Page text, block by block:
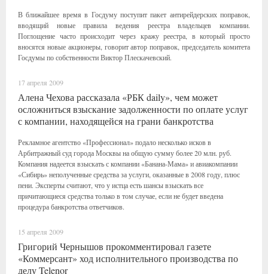
В ближайшее время в Госдуму поступит пакет антирейдерских поправок,
вводящий новые правила ведения реестра владельцев компании.
Поглощение часто происходит через кражу реестра, в который просто
вносятся новые акционеры, говорит автор поправок, председатель комитета
Госдумы по собственности Виктор Плескачевский.
17 апреля 2009
Алена Чехова рассказала «РБК daily», чем может
осложниться взыскание задолженности по оплате услуг
с компании, находящейся на грани банкротства
Рекламное агентство «Профессионал» подало несколько исков в
Арбитражный суд города Москвы на общую сумму более 20 млн. руб.
Компания надеется взыскать с компании «Банана-Мама» и авиакомпании
«Сибирь» неполученные средства за услуги, оказанные в 2008 году, плюс
пени. Эксперты считают, что у истца есть шансы взыскать все
причитающиеся средства только в том случае, если не будет введена
процедура банкротства ответчиков.
15 апреля 2009
Григорий Чернышов прокомментировал газете
«Коммерсант» ход исполнительного производства по
делу Telenor